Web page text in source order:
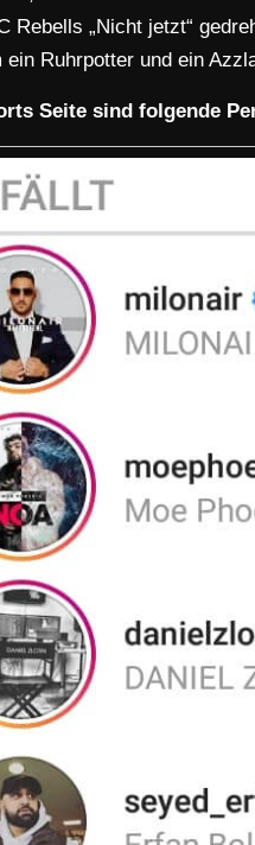
Rebells „Nicht jetzt“
ein Ruhrpotter und ein
Seite sind folgende